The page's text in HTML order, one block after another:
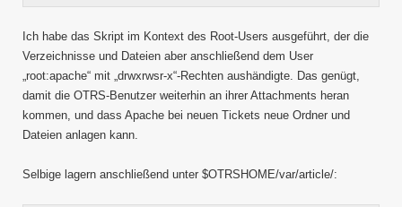
Ich habe das Skript im Kontext des Root-Users ausgeführt, der die
Verzeichnisse und Dateien aber anschließend dem User
„root:apache“ mit „drwxrwsr-x“-Rechten aushändigte. Das genügt,
damit die OTRS-Benutzer weiterhin an ihrer Attachments heran
kommen, und dass Apache bei neuen Tickets neue Ordner und
Dateien anlagen kann.
Selbige lagern anschließend unter $OTRSHOME/var/article/: